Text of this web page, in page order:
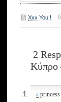
Xxx You !
2
Κύπρο
# princess